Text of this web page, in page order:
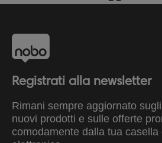
Registrati alla newsletter
Rimani sempre aggiornato
nuovi prodotti e sulle offerte
comodamente dalla tua casella